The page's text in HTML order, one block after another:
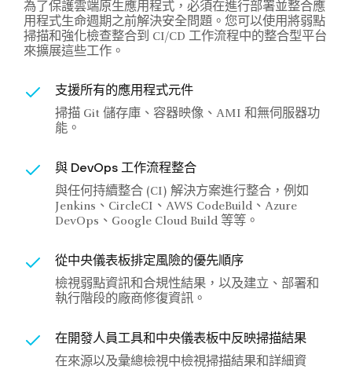
為了保護雲端原生應用程式，必須在進行部署並整合應
用程式生命週期之前解決安全問題。您可以使用將弱點
掃描和強化檢查整合到 CI/CD 工作流程中的整合型平台
來擴展這些工作。
支援所有的應用程式元件
掃描 Git 儲存庫、容器映像、AMI 和無伺服器功
能。
與 DevOps 工作流程整合
與任何持續整合 (CI) 解決方案進行整合，例如
Jenkins、CircleCI、AWS CodeBuild、Azure
DevOps、Google Cloud Build 等等。
從中央儀表板排定風險的優先順序
檢視弱點資訊和合規性結果，以及建立、部署和
執行階段的廠商修復資訊。
在開發人員工具和中央儀表板中反映掃描結果
在來源以及彙總檢視中檢視掃描結果和詳細資